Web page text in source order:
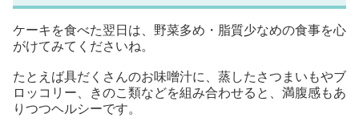
ケーキを食べた翌日は、野菜多め・脂質少なめの食事を心
がけてみてくださいね。
たとえば具だくさんのお味噌汁に、蒸したさつまいもやブ
ロッコリー、きのこ類などを組み合わせると、満腹感もあ
りつつヘルシーです。